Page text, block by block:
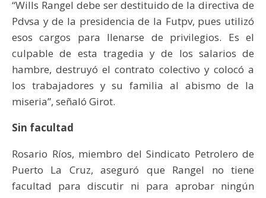
“Wills Rangel debe ser destituido de la directiva de
Pdvsa y de la presidencia de la Futpv, pues utilizó
esos cargos para llenarse de privilegios. Es el
culpable de esta tragedia y de los salarios de
hambre, destruyó el contrato colectivo y colocó a
los trabajadores y su familia al abismo de la
miseria”, señaló Girot.
Sin facultad
Rosario Ríos, miembro del Sindicato Petrolero de
Puerto La Cruz, aseguró que Rangel no tiene
facultad para discutir ni para aprobar ningún